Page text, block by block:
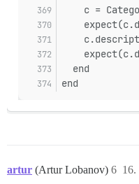
c =
  end
end
artur (Artur Lobanov) 16.
6